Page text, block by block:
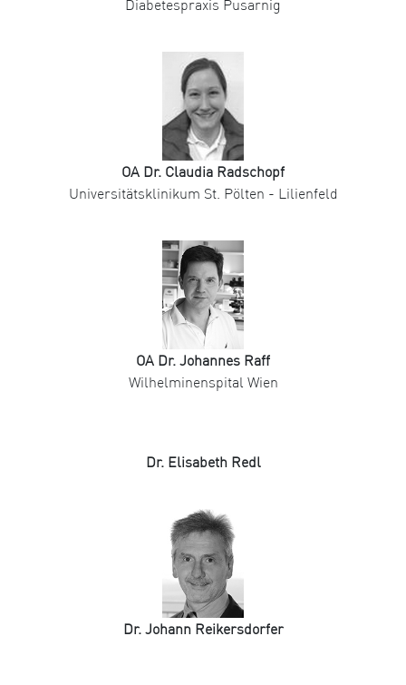
Diabetespraxis Pusarnig
OA Dr. Claudia Radschopf
Universitätsklinikum St. Pölten - Lilienfeld
OA Dr. Johannes Raff
Wilhelminenspital Wien
Dr. Elisabeth Redl
Dr. Johann Reikersdorfer